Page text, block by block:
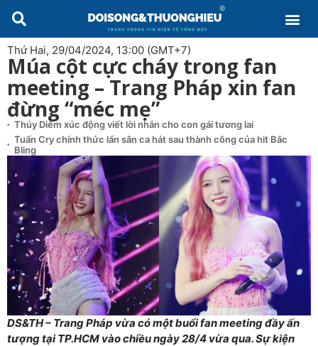
Thứ Hai, 29/04/2024, 13:00 (GMT+7)
Múa cột cực cháy trong fan
meeting – Trang Pháp xin fan
đừng “méc mẹ”
Thúy Diễm xúc động viết lời nhắn cho con gái tương lai
Tuấn Cry chính thức lấn sân ca hát sau thành công của hit Bắc
Bling
DS&TH – Trang Pháp vừa có một buổi fan meeting đầy ấn
tượng tại TP.HCM vào chiều ngày 28/4 vừa qua. Sự kiện